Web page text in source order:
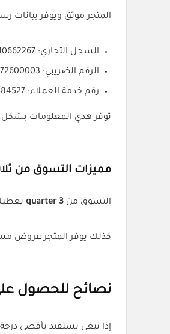
المتجر موثق ويوفر بيانات
السجل التجاري: 1010662267.
الرقم الضريبي: 310796672600003.
رقم خدمة العملاء: 966555484527.
توفر هذي المعلومات بشكل
مميزات التسوق من
التسوق من 3 quarter
كذلك يوفر المتجر عروض
نصائح للحصول
إذا تبغى تستفيد بأقصى